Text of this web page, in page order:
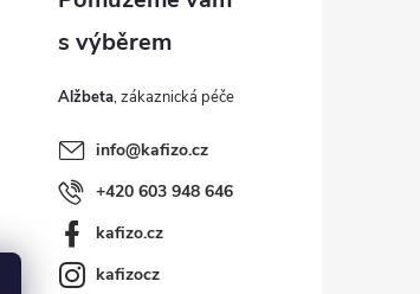
Alžbeta
info@kafizo.cz
+420 603 948 646
kafizo.cz
kafizocz